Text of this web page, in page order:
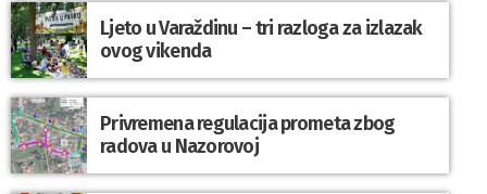
Ljeto u Varaždinu – tri razloga za izlazak
ovog vikenda
Privremena regulacija prometa zbog
radova u Nazorovoj